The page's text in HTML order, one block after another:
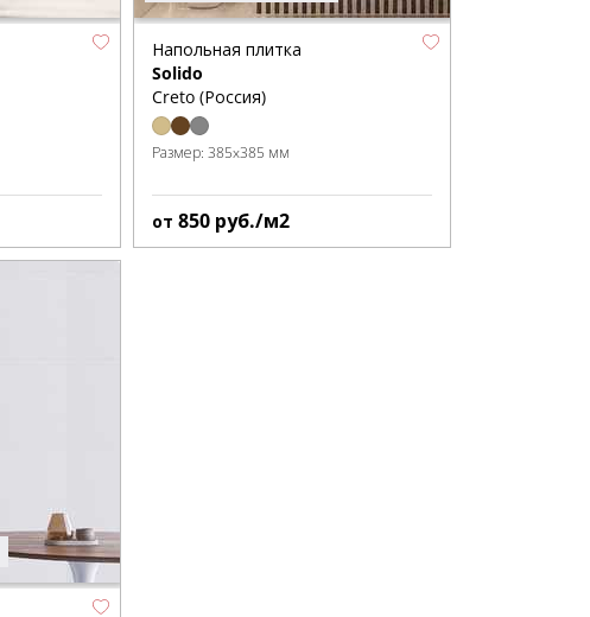
Напольная плитка
Solido
Creto (Россия)
Размер: 385x385 мм
от 850 руб./м2